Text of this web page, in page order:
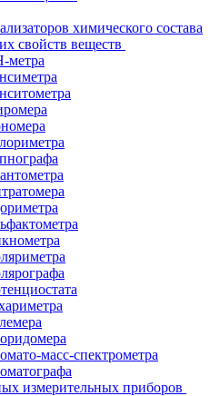
химического состава
свойств веществ
метра
масс-спектрометра
измерительных приборов